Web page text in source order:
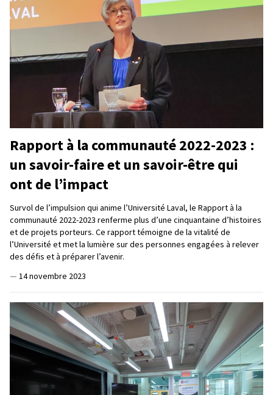
Rapport à la communauté 2022-2023 :
un savoir-faire et un savoir-être qui
ont de l’impact
Survol de l’impulsion qui anime l’Université Laval, le Rapport à la
communauté 2022-2023 renferme plus d’une cinquantaine d’histoires
et de projets porteurs. Ce rapport témoigne de la vitalité de
l’Université et met la lumière sur des personnes engagées à relever
des défis et à préparer l’avenir.
— 14 novembre 2023